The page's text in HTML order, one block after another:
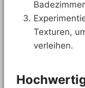
Texturen,
verleihen.